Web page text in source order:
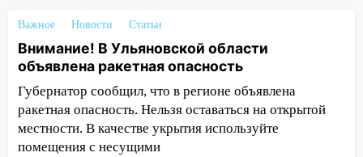
опасность» на территории Ульяновской
области
11:30 Кабмин РФ разрешил до 1 июля
2027 года импорт, выпуск и обращение
бензина Евро 2, Евро 3, Евро 4
Важное Новости Статьи
Внимание! В Ульяновской области
объявлена ракетная опасность
Губернатор сообщил, что в регионе объявлена
ракетная опасность. Нельзя оставаться на открытой
местности. В качестве укрытия используйте
помещения с несущими